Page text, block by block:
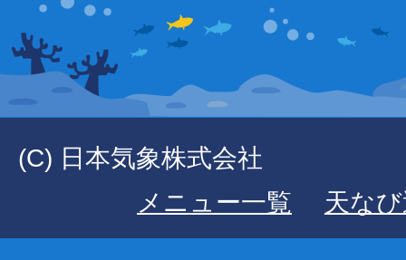
(C) 日本気象株式会社
メニュー一覧
天な